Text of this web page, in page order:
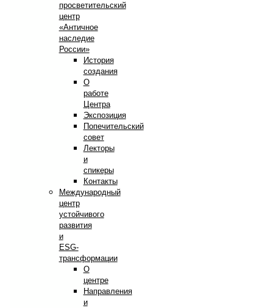
просветительский
центр
«Античное
наследие
России»
История
создания
О
работе
Центра
Экспозиция
Попечительский
совет
Лекторы
и
спикеры
Контакты
Международный
центр
устойчивого
развития
и
ESG-
трансформации
О
центре
Направления
и